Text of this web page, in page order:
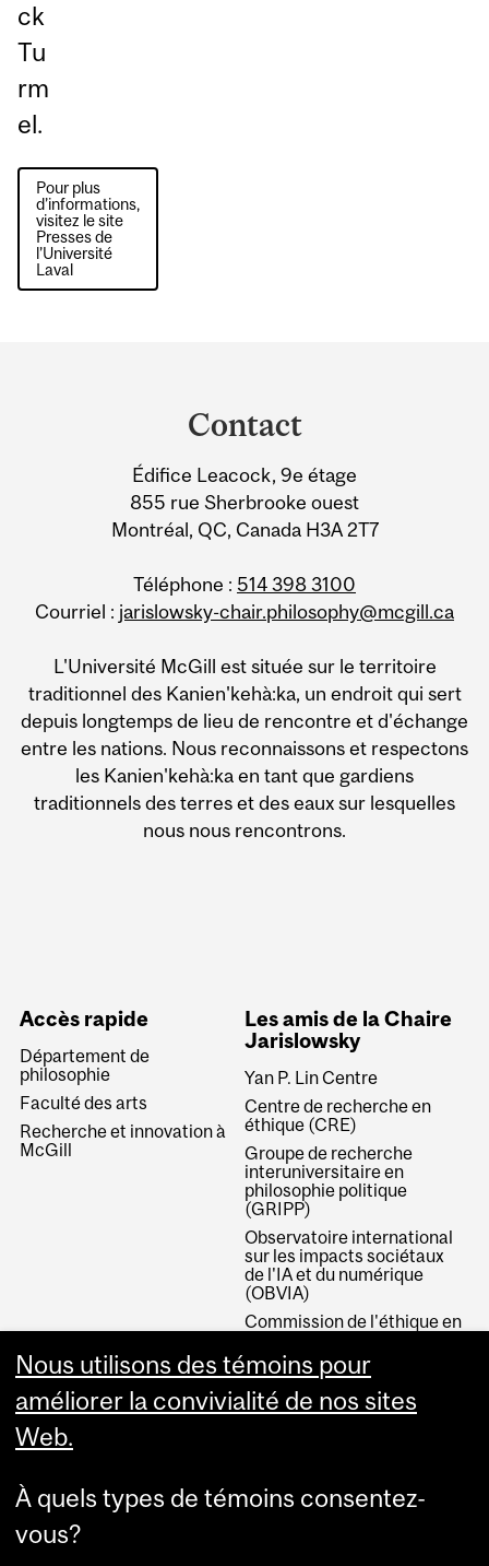
ck
Tu
rm
el.
Pour plus
d’informations,
visitez le site
Presses de
l’Université
Laval
University
Information
Contact
Édifice Leacock, 9e étage
855 rue Sherbrooke ouest
Montréal, QC, Canada H3A 2T7
Téléphone : 514 398 3100
Courriel : jarislowsky-chair.philosophy@mcgill.ca
L'Université McGill est située sur le territoire
traditionnel des Kanien'kehà:ka, un endroit qui sert
depuis longtemps de lieu de rencontre et d'échange
entre les nations. Nous reconnaissons et respectons
les Kanien'kehà:ka en tant que gardiens
traditionnels des terres et des eaux sur lesquelles
nous nous rencontrons.
Accès rapide
Département de
philosophie
Faculté des arts
Recherche et innovation à
McGill
Les amis de la Chaire
Jarislowsky
Yan P. Lin Centre
Centre de recherche en
éthique (CRE)
Groupe de recherche
interuniversitaire en
philosophie politique
(GRIPP)
Observatoire international
sur les impacts sociétaux
de l'IA et du numérique
(OBVIA)
Commission de l'éthique en
(CEST)
Desirable AI Project (Bonn
University)
Philosophy
Nous utilisons des témoins pour
améliorer la convivialité de nos sites
Web.
À quels types de témoins consentez-
vous?